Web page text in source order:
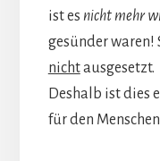
ist es nicht mehr
gesünder waren!
nichtausgesetzt.
Deshalb ist dies
für den